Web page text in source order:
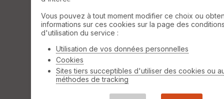
Afficher la cartodossier et sous-dossiers|ce dossier
Vous pouvez à tout moment modifier ce choix ou
informations sur ces cookies sur la page des
d'utilisation du service :
Utilisation de vos données personnelles
Cookies
Sites tiers succeptibles d'utiliser des cookies ou
méthodes de tracking